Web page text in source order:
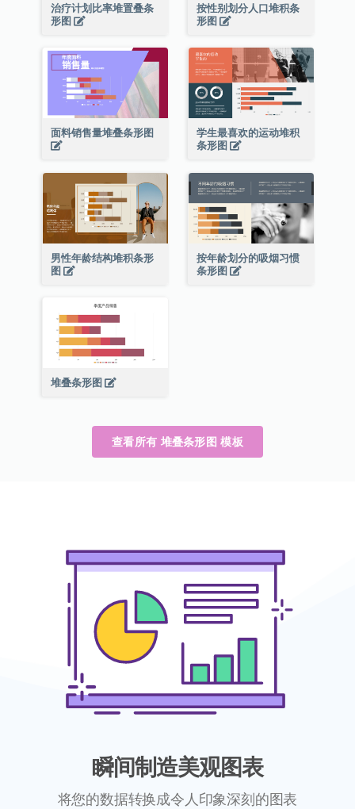
治疗计划比率堆置叠条
形图
按性别划分人口堆积条
形图
面料销售量堆叠条形图
学生最喜欢的运动堆积
条形图
男性年龄结构堆积条形
图
按年龄划分的吸烟习惯
条形图
堆叠条形图
查看所有 堆叠条形图 模板
瞬间制造美观图表
将您的数据转换成令人印象深刻的图表